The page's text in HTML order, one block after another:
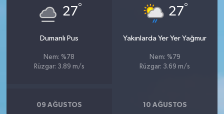
27°
Dumanlı Pus
Nem: %78
Rüzgar: 3.89 m/s
27°
Yakınlarda Yer Yer Yağmur
Nem: %79
Rüzgar: 3.69 m/s
09 AĞUSTOS 10 AĞUSTOS